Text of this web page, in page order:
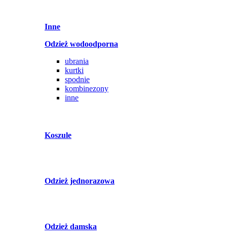
Inne
Odzież wodoodporna
ubrania
kurtki
spodnie
kombinezony
inne
Koszule
Odzież jednorazowa
Odzież damska